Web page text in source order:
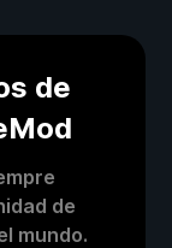
de
de
mundo.